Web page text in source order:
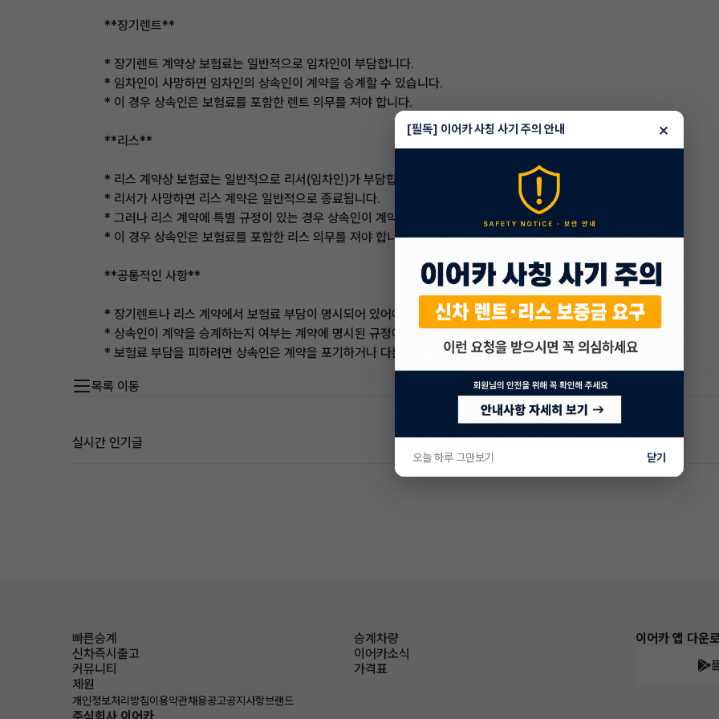
**장기렌트**
* 장기렌트 계약상 보험료는 일반적으로 임차인이 부담합니다.
* 임차인이 사망하면 임차인의 상속인이 계약을 승계할 수 있습니다.
* 이 경우 상속인은 보험료를 포함한 렌트 의무를 져야 합니다.
**리스**
* 리스 계약상 보험료는 일반적으로 리서(임차인)가 부담합니다.
* 리서가 사망하면 리스 계약은 일반적으로 종료됩니다.
* 그러나 리스 계약에 특별 규정이 있는 경우 상속인이 계약을 승계할 수 있습니다.
* 이 경우 상속인은 보험료를 포함한 리스 의무를 져야 합니다.
**공통적인 사항**
* 장기렌트나 리스 계약에서 보험료 부담이 명시되어 있어야 합니다.
* 상속인이 계약을 승계하는지 여부는 계약에 명시된 규정에 따라 달라집니다.
* 보험료 부담을 피하려면 상속인은 계약을 포기하거나 다른 사람에게 양도할 수 있습니다.
목록 이동
실시간 인기글
빠른승계
승계차량
신차즉시출고
이어카소식
커뮤니티
가격표
제원
이어카 앱 다운
개인정보처리방침이용약관채용공고공지사항브랜드
[필독] 이어카 사칭 사기 주의 안내 ×
오늘 하루 그만보기 닫기